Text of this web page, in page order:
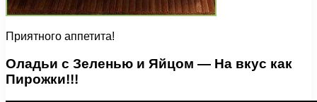
Приятного аппетита!
Оладьи с Зеленью и Яйцом — На вкус как
Пирожки!!!